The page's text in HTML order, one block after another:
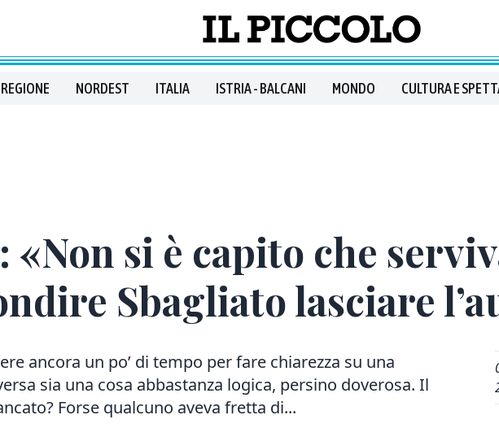
REGIONE NORDEST ITALIA ISTRIA - BALCANI MONDO CULTURA E
«Non si è capito che
Sbagliato lasciare
ancora un po’ di tempo per fare chiarezza su una
sia una cosa abbastanza logica, persino doverosa. Il
Forse qualcuno aveva fretta di...